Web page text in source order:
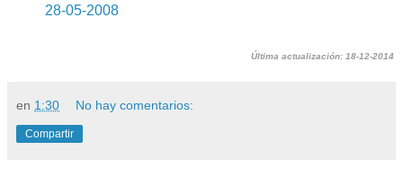
28-05-2008
Última actualización: 18-12-2014
en 1:30 No hay comentarios:
Compartir